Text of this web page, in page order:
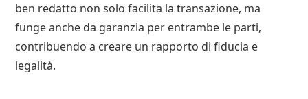
ben redatto non solo facilita la transazione, ma
funge anche da garanzia per entrambe le parti,
contribuendo a creare un rapporto di fiducia e
legalità.